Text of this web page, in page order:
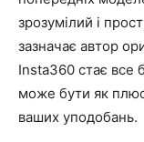
зрозумілий і
зазначає автор
Insta360 стає все
може бути як
ваших уподобань.